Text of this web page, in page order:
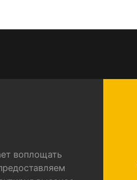
воплощать